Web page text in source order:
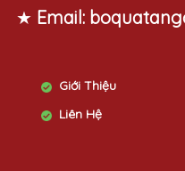
★ Email:
Giới Thiệu
Liên Hệ